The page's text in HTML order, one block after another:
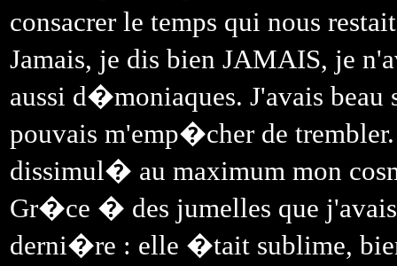
consacrer le temps qui nous
Jamais, je dis bien JAMAIS, je
aussi d�moniaques. J'avais
pouvais m'emp�cher de
dissimul� au maximum mon
Gr�ce � des jumelles que
derni�re : elle �tait sublime,